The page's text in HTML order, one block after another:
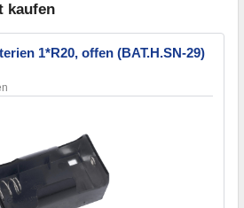
kaufen
1*R20, offen (BAT.H.SN-29)